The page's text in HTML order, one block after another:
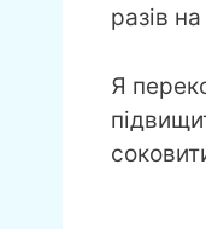
разів
Я